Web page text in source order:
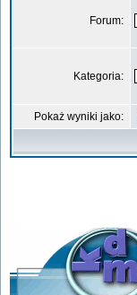
Forum:
Kategoria:
Pokaż wyniki jako: